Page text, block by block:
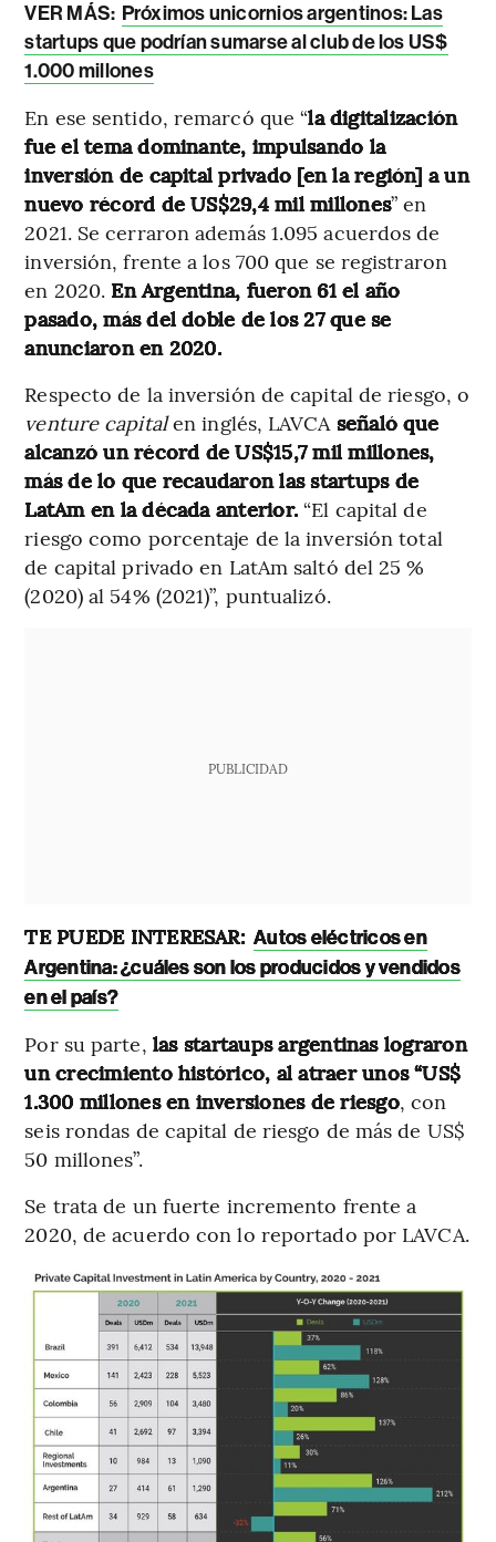
VER MÁS: Próximos unicornios argentinos: Las
startups que podrían sumarse al club de los US$
1.000 millones
En ese sentido, remarcó que “la digitalización
fue el tema dominante, impulsando la
inversión de capital privado [en la región] a un
nuevo récord de US$29,4 mil millones” en
2021. Se cerraron además 1.095 acuerdos de
inversión, frente a los 700 que se registraron
en 2020. En Argentina, fueron 61 el año
pasado, más del doble de los 27 que se
anunciaron en 2020.
Respecto de la inversión de capital de riesgo, o
venture capitalen inglés, LAVCA señaló que
alcanzó un récord de US$15,7 mil millones,
más de lo que recaudaron las startups de
LatAm en la década anterior. “El capital de
riesgo como porcentaje de la inversión total
de capital privado en LatAm saltó del 25 %
(2020) al 54% (2021)”, puntualizó.
PUBLICIDAD
TE PUEDE INTERESAR: Autos eléctricos en
Argentina: ¿cuáles son los producidos y vendidos
en el país?
Por su parte, las startaups argentinas lograron
un crecimiento histórico, al atraer unos “US$
1.300 millones en inversiones de riesgo, con
seis rondas de capital de riesgo de más de US$
50 millones”.
Se trata de un fuerte incremento frente a
2020, de acuerdo con lo reportado por LAVCA.